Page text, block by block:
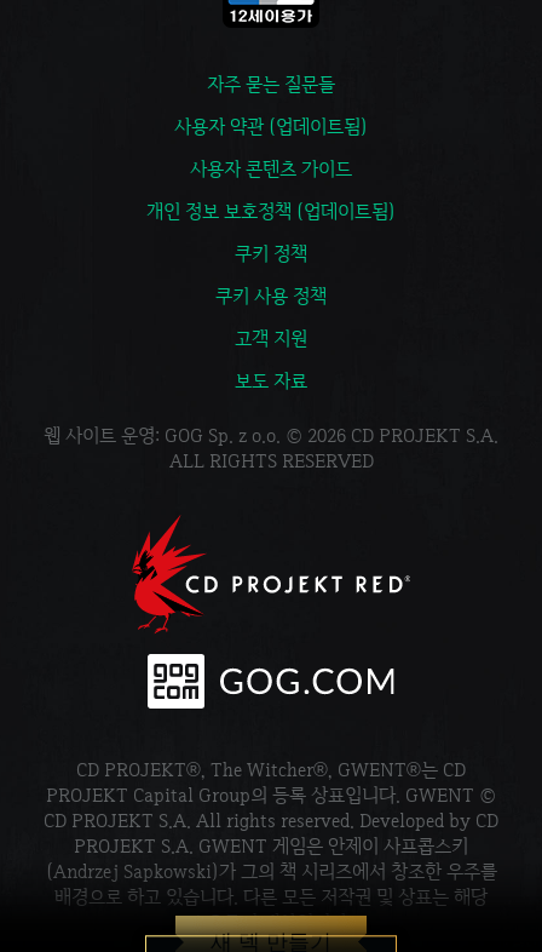
새 덱 만들기
자주 묻는 질문들
사용자 약관 (업데이트됨)
사용자 콘텐츠 가이드
개인 정보 보호정책 (업데이트됨)
쿠키 정책
쿠키 사용 정책
고객 지원
보도 자료
웹 사이트 운영: GOG Sp. z o.o. © 2026 CD PROJEKT S.A.
ALL RIGHTS RESERVED
CD PROJEKT®, The Witcher®, GWENT®는 CD
PROJEKT Capital Group의 등록 상표입니다. GWENT ©
CD PROJEKT S.A. All rights reserved. Developed by CD
PROJEKT S.A. GWENT 게임은 안제이 사프콥스키
(Andrzej Sapkowski)가 그의 책 시리즈에서 창조한 우주를
배경으로 하고 있습니다. 다른 모든 저작권 및 상표는 해당
소유주의 재산입니다.